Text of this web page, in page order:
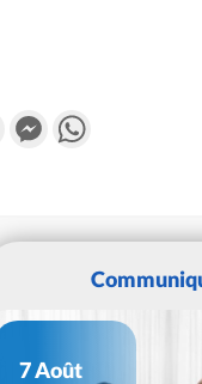
Gmail Messenger
7 Août